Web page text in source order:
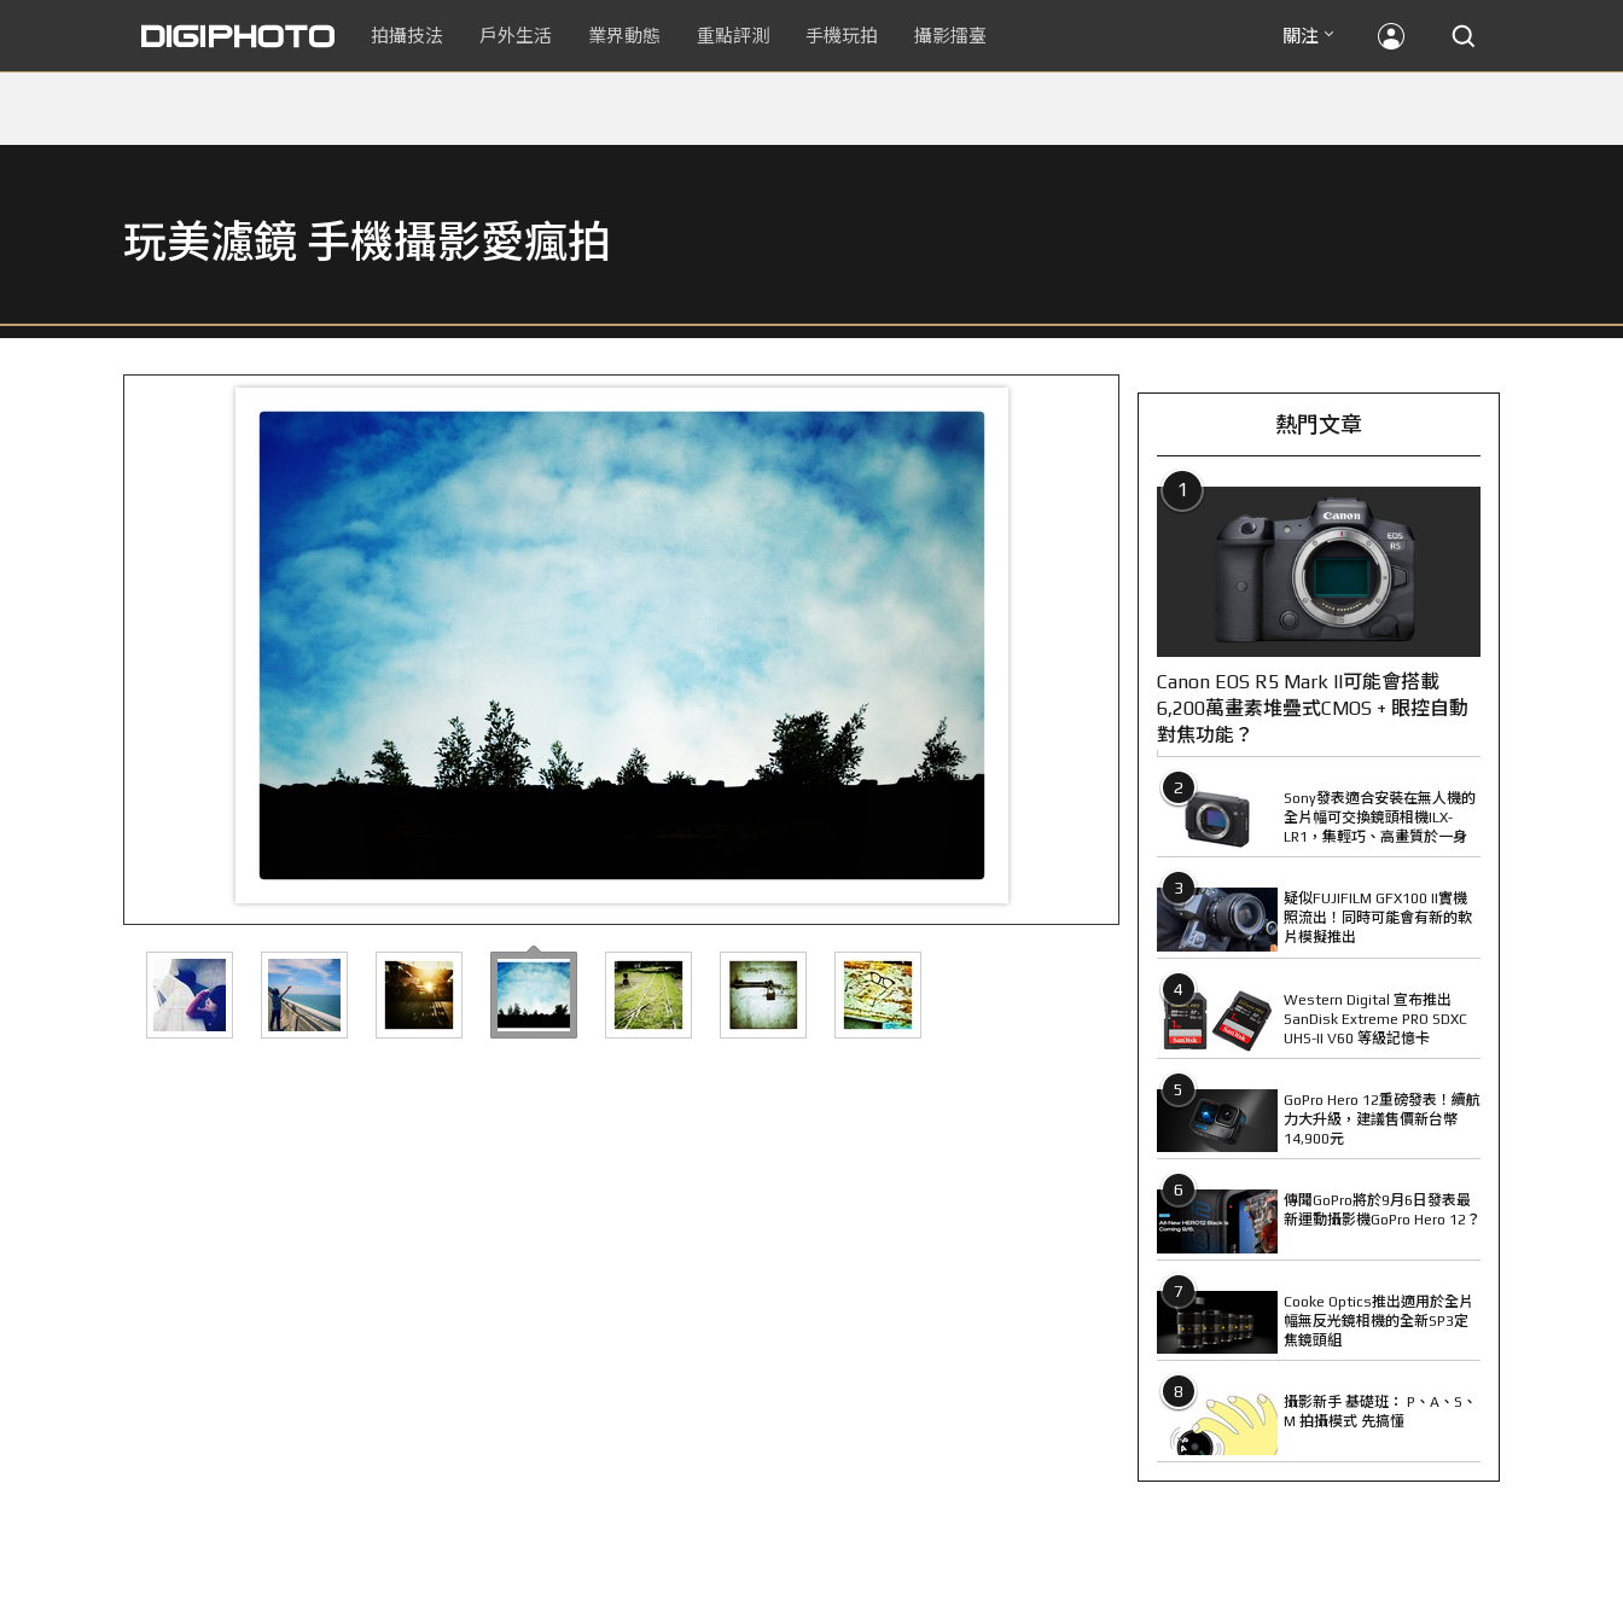
拍攝技法 戶外生活 業界動態 重點評測 手機玩拍 攝影擂臺 關注
玩美濾鏡 手機攝影愛瘋拍
熱門文章
1
Canon EOS R5 Mark II可能會搭載
6,200萬畫素堆疊式CMOS + 眼控自動
對焦功能？
2
Sony發表適合安裝在無人機的
全片幅可交換鏡頭相機ILX-
LR1，集輕巧、高畫質於一身
3
疑似FUJIFILM GFX100 II實機
照流出！同時可能會有新的軟
片模擬推出
4
Western Digital 宣布推出
SanDisk Extreme PRO SDXC
UHS-II V60 等級記憶卡
5
GoPro Hero 12重磅發表！續航
力大升級，建議售價新台幣
14,900元
6
傳聞GoPro將於9月6日發表最
新運動攝影機GoPro Hero 12？
7
Cooke Optics推出適用於全片
幅無反光鏡相機的全新SP3定
焦鏡頭組
8
攝影新手 基礎班： P、A、S、
M 拍攝模式 先搞懂